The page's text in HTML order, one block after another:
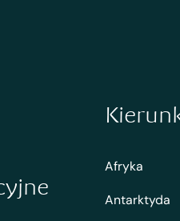
Afryka
Antarktyda